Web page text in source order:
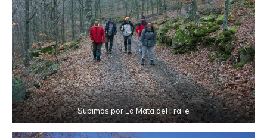
Subimos por La Mata del Fraile